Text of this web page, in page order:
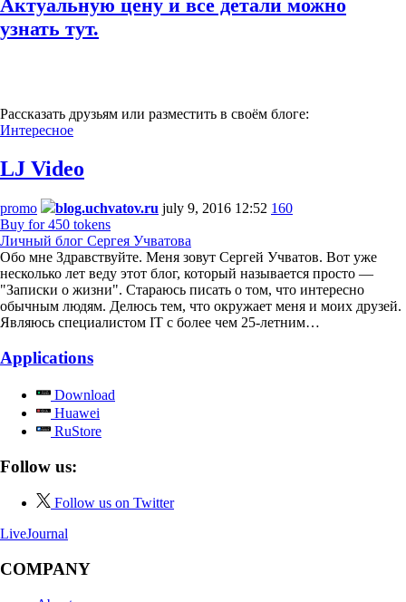
Актуальную цену и все детали можно
узнать тут.
Рассказать друзьям или разместить в своём блоге:
Интересное
LJ Video
promo blog.uchvatov.ru july 9, 2016 12:52 160
Buy for 450 tokens
Личный блог Сергея Учватова
Обо мне Здравствуйте. Меня зовут Сергей Учватов. Вот уже
несколько лет веду этот блог, который называется просто —
"Записки о жизни". Стараюсь писать о том, что интересно
обычным людям. Делюсь тем, что окружает меня и моих друзей.
Являюсь специалистом IT с более чем 25-летним…
Applications
Download
Huawei
RuStore
Follow us:
Follow us on Twitter
LiveJournal
COMPANY